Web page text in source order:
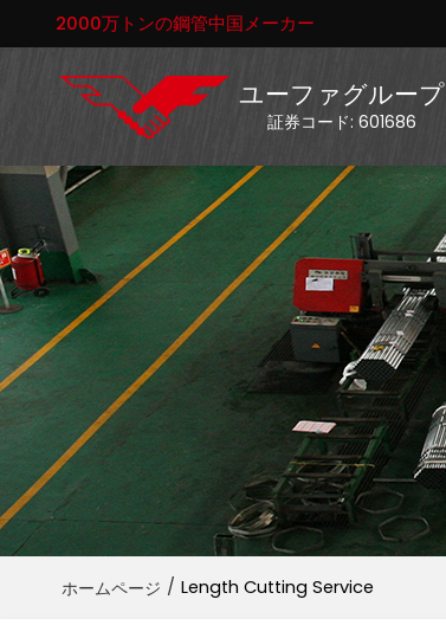
2000万トンの鋼管中国メーカー
ユーファグループ
証券コード: 601686
ホームページ / Length Cutting Service